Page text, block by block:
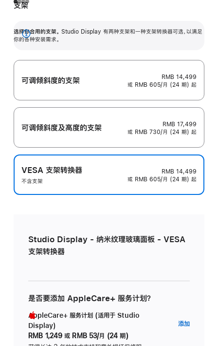
支架
选择你合用的支架。 Studio Display 有两种支架和一种支架转换器可选，以满足
你的各种安装需求。
展
可调倾斜度的支架
RMB 14,499
或 RMB 605/月 (24 期) 起
可调倾斜度及高‍度的支‍架
RMB 17,499
或 RMB 730/月 (24 期) 起
VESA 支架转换器
不含支架
RMB 14,499
或 RMB 605/月 (24 期) 起
Studio Display - 纳米纹理玻璃面板 - VESA
支架转换器
是否要添加 AppleCare+ 服务计划？
AppleCare+ 服务计划 (适用于 Studio
Display)
RMB 1,249 或 RMB 53/月 (24 期)
添加